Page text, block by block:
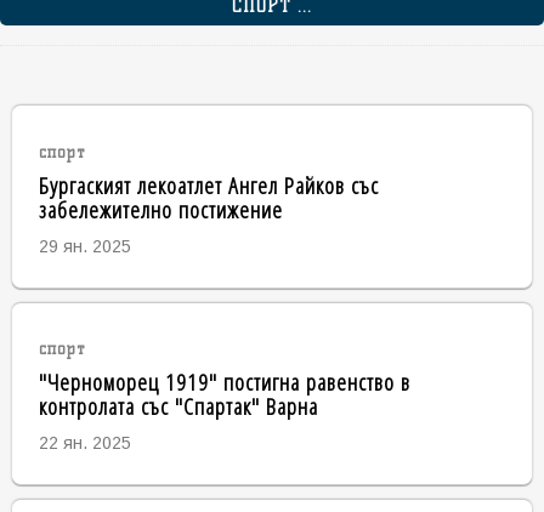
СПОРТ ...
спорт
Бургаският лекоатлет Ангел Райков със
забележително постижение
29 ян. 2025
спорт
"Черноморец 1919" постигна равенство в
контролата със "Спартак" Варна
22 ян. 2025